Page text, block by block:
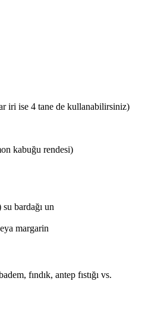
iri ise 4 tane de kullanabilirsiniz)
kabuğu rendesi)
bardağı un
margarin
fındık, antep fıstığı vs.